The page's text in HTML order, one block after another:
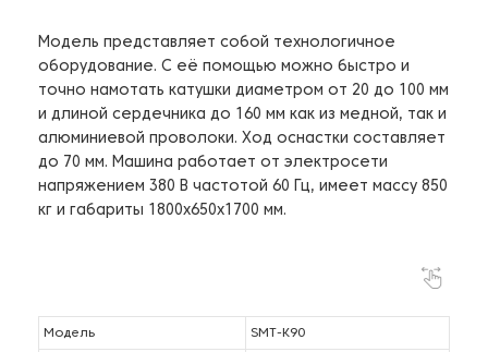
Модель представляет собой технологичное
оборудование. С её помощью можно быстро и
точно намотать катушки диаметром от 20 до 100 мм
и длиной сердечника до 160 мм как из медной, так и
алюминиевой проволоки. Ход оснастки составляет
до 70 мм. Машина работает от электросети
напряжением 380 В частотой 60 Гц, имеет массу 850
кг и габариты 1800х650х1700 мм.
Модель SMT-К90